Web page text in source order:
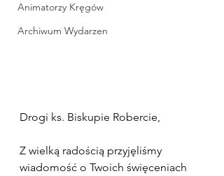
Animatorzy Kręgów
Archiwum Wydarzen
Drogi ks. Biskupie Robercie,
Z wielką radością przyjęliśmy
wiadomość o Twoich święceniach